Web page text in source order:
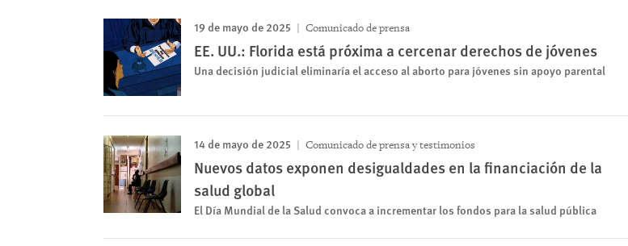
19 de mayo de 2025 Comunicado de prensa
EE. UU.: Florida está próxima a cercenar derechos de jóvenes
Una decisión judicial eliminaría el acceso al aborto para jóvenes sin apoyo parental
14 de mayo de 2025 Comunicado de prensa y testimonios
Nuevos datos exponen desigualdades en la financiación de la
salud global
El Día Mundial de la Salud convoca a incrementar los fondos para la salud pública